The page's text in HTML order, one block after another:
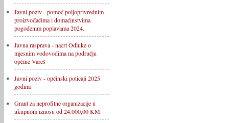
Javni poziv - pomoć poljoprivrednim
proizvođačima i domaćinstvima
pogođenim poplavama 2024.
Javna rasprava - nacrt Odluke o
mjesnim vodovodima na području
općine Vareš
Javni poziv - općinski poticaji 2025.
godina
Grant za neprofitne organizacije u
ukupnom iznosu od 24.000,00 KM.